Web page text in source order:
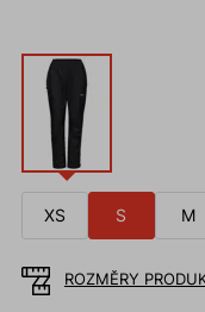
XS S M
ROZMĚRY